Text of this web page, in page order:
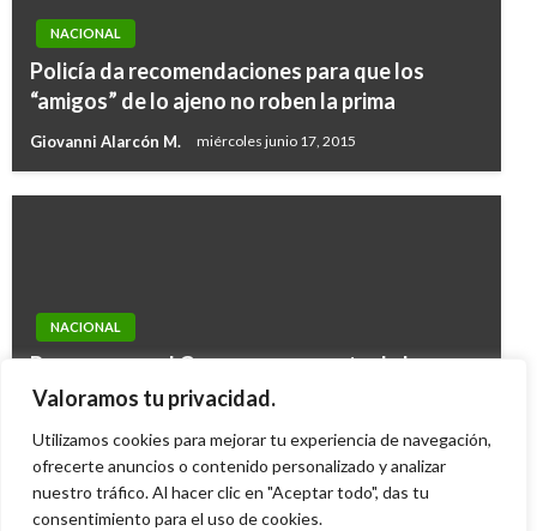
Valoramos tu privacidad.
Utilizamos cookies para mejorar tu experiencia de navegación,
ofrecerte anuncios o contenido personalizado y analizar
nuestro tráfico. Al hacer clic en "Aceptar todo", das tu
consentimiento para el uso de cookies.
NACIONAL
Policía da recomendaciones para que los
“amigos” de lo ajeno no roben la prima
Giovanni Alarcón M. miércoles junio 17, 2015
NACIONAL
Proponen en el Congreso proyecto de ley para
reducir el costo del SOAT para motociclistas
Ariel Cabrera viernes enero 19, 2018